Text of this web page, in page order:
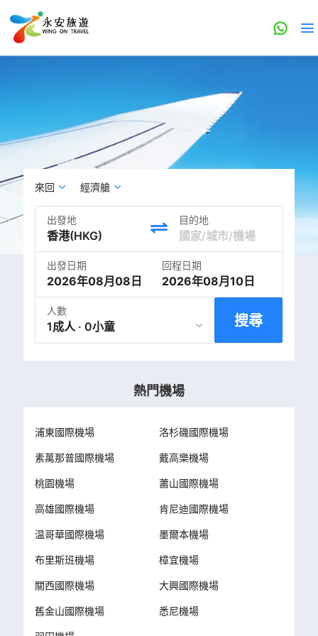
來回 經濟艙
出發地 目的地
出發日期
2026年08月08日
回程日期
2026年08月10日
人數
1成人 · 0小童 搜尋
熱門機場
浦東國際機場 洛杉磯國際機場
素萬那普國際機場 戴高樂機場
桃園機場 蕭山國際機場
高雄國際機場 肯尼迪國際機場
温哥華國際機場 墨爾本機場
布里斯班機場 樟宜機場
關西國際機場 大興國際機場
舊金山國際機場 悉尼機場